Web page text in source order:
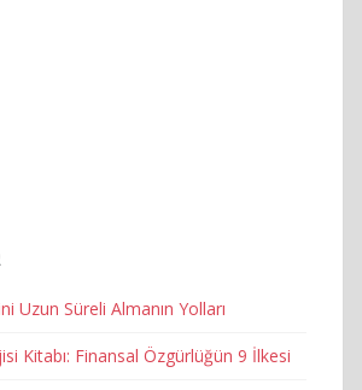
Uzun Süreli Almanın Yolları
Kitabı: Finansal Özgürlüğün 9 İlkesi